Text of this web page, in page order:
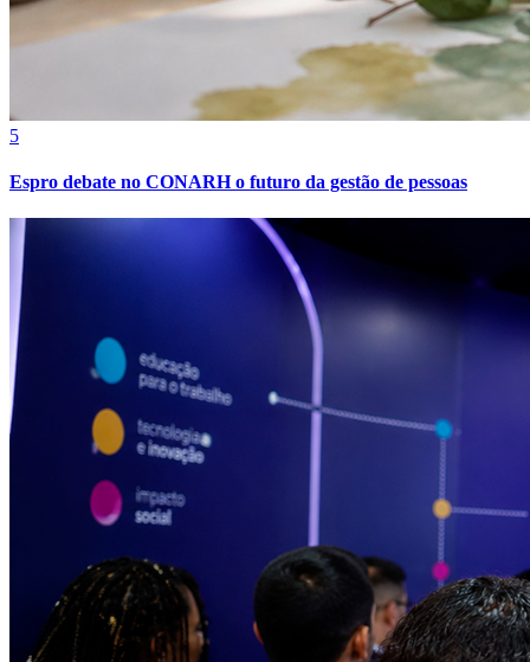
Sport
5
Espro debate no CONARH o futuro da gestão de pessoas